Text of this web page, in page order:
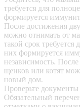
требуется для
формируется
После достижения
можно отнимать от
такой срок
них формируется
независимость.
щенков или котят
новый дом.
Проверьте
Обязательный